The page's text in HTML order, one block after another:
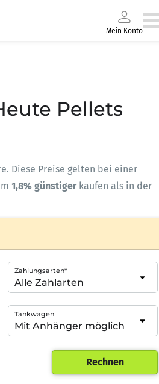
Mein Konto
Pellets
Diese Preise gelten bei einer
1,8% günstigerkaufen als in der
Zahlungsarten*
Tankwagen
Rechnen